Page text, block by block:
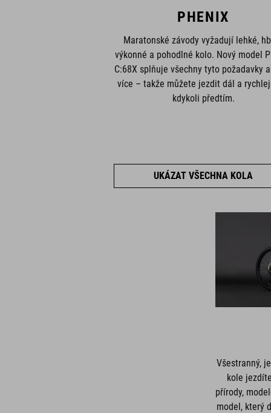
PHENIX
výkonné a pohodlné kolo. Nový model
C:68X splňuje všechny tyto požadavky
více – takže můžete jezdit dál a
kdykoli předtím.
UKÁZAT VŠECHNA KOLA
kole
přírody,
model, který